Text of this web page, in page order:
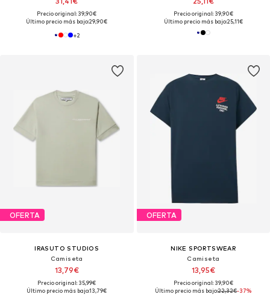
Precio original: 39,90€
Último precio más bajo:29,90€
+2
Precio original: 39,90€
Último precio más bajo:25,11€
OFERTA
IRASUTO STUDIOS
Camiseta
13,79€
Precio original: 35,99€
Último precio más bajo:13,79€
OFERTA
NIKE SPORTSWEAR
Camiseta
13,95€
Precio original: 39,90€
Último precio más bajo:22,32€-37%